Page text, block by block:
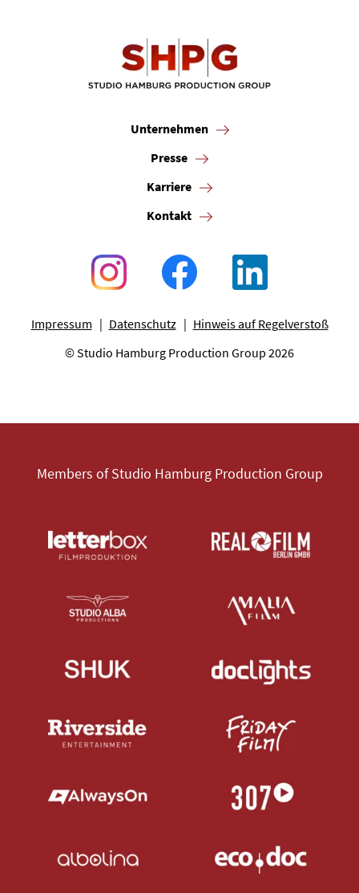
Unternehmen
Presse
Karriere
Kontakt
Impressum Datenschutz
Hinweis auf Regelverstoß
© Studio Hamburg Production Group 2026
Members of Studio Hamburg Production Group